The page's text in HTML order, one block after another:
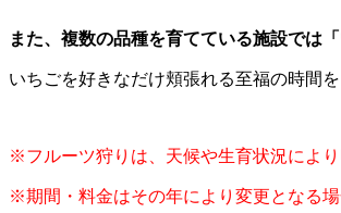
また、複数の品種を育てている施設では
いちごを好きなだけ頬張れる至福の時間
※フルーツ狩りは、天候や生育状況によ
※期間・料金はその年により変更となる場